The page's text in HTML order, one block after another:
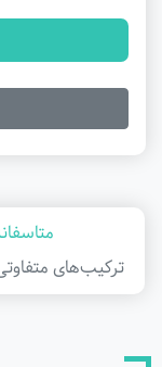
ترکیب‌های